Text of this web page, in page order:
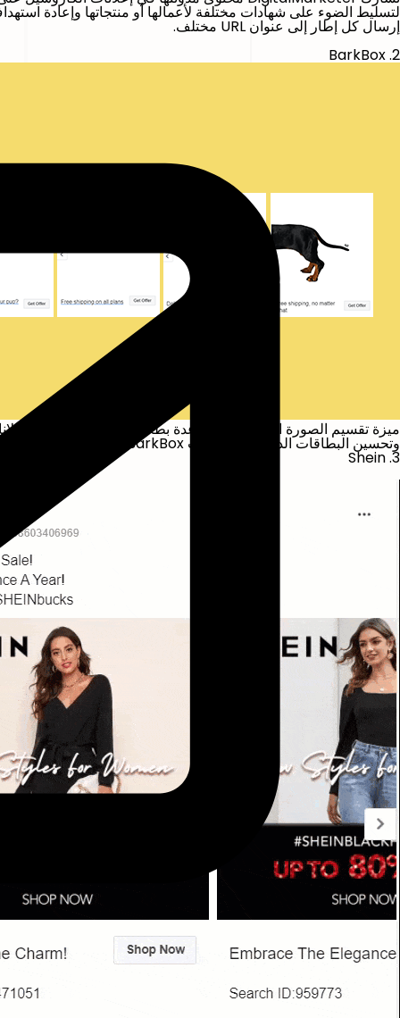
لتسليط الضوء على شهادات مختلفة لأعمالها أو منتجاتها وإعادة
إرسال كل إطار إلى عنوان URL مختلف.
2. BarkBox
ميزة تقسيم الصورة البانورامية إلى عدة بطاقات، وهي واحدة من
وتحسين البطاقات الدوارة. استخدمت BarkBox هذه الميزة بشكل مثالي في إعلانات الكاروسيل على فيسبوك.
3. Shein